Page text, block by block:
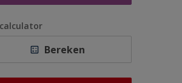
Bereken